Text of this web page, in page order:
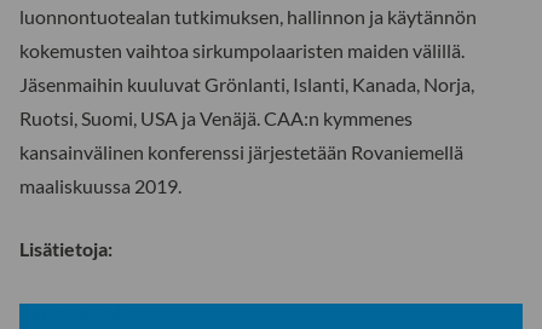
luonnontuotealan tutkimuksen, hallinnon ja käytännön
kokemusten vaihtoa sirkumpolaaristen maiden välillä.
Jäsenmaihin kuuluvat Grönlanti, Islanti, Kanada, Norja,
Ruotsi, Suomi, USA ja Venäjä. CAA:n kymmenes
kansainvälinen konferenssi järjestetään Rovaniemellä
maaliskuussa 2019.
Lisätietoja:
Päivi Soppela